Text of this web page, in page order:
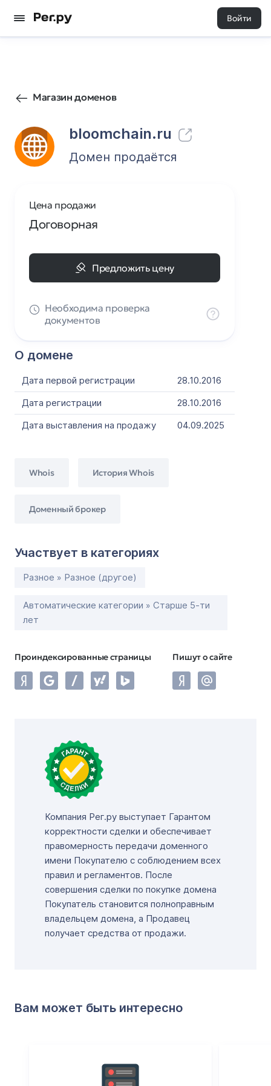
Войти
Магазин доменов
bloomchain.ru
207 0
Домен продаётся
О домене
Дата первой регистрации
28.10.2016
Дата регистрации
28.10.2016
Дата выставления на продажу
04.09.2025
Whois История Whois
Доменный брокер
Участвует в категориях
Разное » Разное (другое)
Автоматические категории » Старше 5-ти
лет
Проиндексированные страницы Пишут о сайте
Цена продажи
Договорная
Предложить цену
Необходима проверка
документов
Компания Рег.ру выступает Гарантом
корректности сделки и обеспечивает
правомерность передачи доменного
имени Покупателю с соблюдением всех
правил и регламентов. После
совершения сделки по покупке домена
Покупатель становится полноправным
владельцем домена, а Продавец
получает средства от продажи.
Вам может быть интересно